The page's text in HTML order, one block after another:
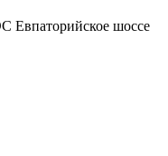
Евпаторийское шоссе